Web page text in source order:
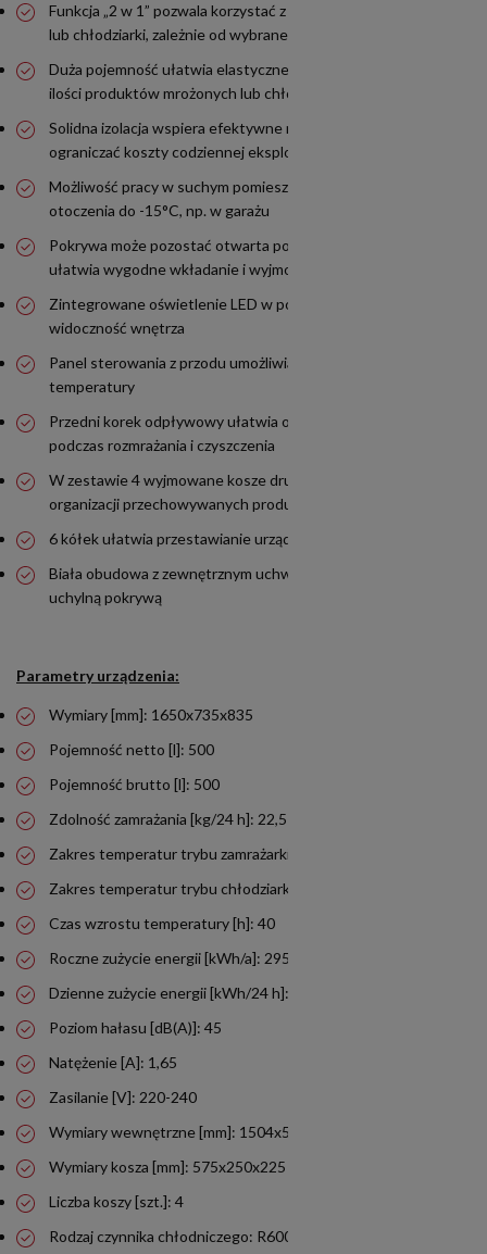
Funkcja „2 w 1” pozwala korzystać z urządzenia jako zamrażarki
lub chłodziarki, zależnie od wybranego zakresu temperatury
Duża pojemność ułatwia elastyczne przechowywanie większej
ilości produktów mrożonych lub chłodzonych
Solidna izolacja wspiera efektywne mrożenie i pomaga
ograniczać koszty codziennej eksploatacji
Możliwość pracy w suchym pomieszczeniu przy temperaturze
otoczenia do -15°C, np. w garażu
Pokrywa może pozostać otwarta pod kątem 45°-75°, co
ułatwia wygodne wkładanie i wyjmowanie produktów
Zintegrowane oświetlenie LED w pokrywie poprawia
widoczność wnętrza
Panel sterowania z przodu umożliwia łatwą regulację
temperatury
Przedni korek odpływowy ułatwia odprowadzanie wody
podczas rozmrażania i czyszczenia
W zestawie 4 wyjmowane kosze druciane do wygodnej
organizacji przechowywanych produktów
6 kółek ułatwia przestawianie urządzenia
Biała obudowa z zewnętrznym uchwytem oraz wytrzymałą
uchylną pokrywą
Parametry urządzenia:
Wymiary [mm]: 1650x735x835
Pojemność netto [l]: 500
Pojemność brutto [l]: 500
Zdolność zamrażania [kg/24 h]: 22,5
Zakres temperatur trybu zamrażarki [°C]: -12 do -24
Zakres temperatur trybu chłodziarki [°C]: 8 do 2
Czas wzrostu temperatury [h]: 40
Roczne zużycie energii [kWh/a]: 295
Dzienne zużycie energii [kWh/24 h]: 0,81
Poziom hałasu [dB(A)]: 45
Natężenie [A]: 1,65
Zasilanie [V]: 220-240
Wymiary wewnętrzne [mm]: 1504x545x663
Wymiary kosza [mm]: 575x250x225
Liczba koszy [szt.]: 4
Rodzaj czynnika chłodniczego: R600a